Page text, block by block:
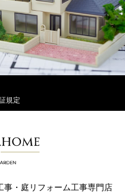
規定
事・庭リフォーム工事専門店